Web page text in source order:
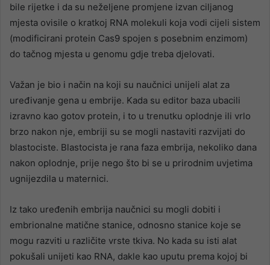
bile rijetke i da su neželjene promjene izvan ciljanog
mjesta ovisile o kratkoj RNA molekuli koja vodi cijeli sistem
(modificirani protein Cas9 spojen s posebnim enzimom)
do tačnog mjesta u genomu gdje treba djelovati.
Važan je bio i način na koji su naučnici unijeli alat za
uređivanje gena u embrije. Kada su editor baza ubacili
izravno kao gotov protein, i to u trenutku oplodnje ili vrlo
brzo nakon nje, embriji su se mogli nastaviti razvijati do
blastociste. Blastocista je rana faza embrija, nekoliko dana
nakon oplodnje, prije nego što bi se u prirodnim uvjetima
ugnijezdila u maternici.
Iz tako uređenih embrija naučnici su mogli dobiti i
embrionalne matične stanice, odnosno stanice koje se
mogu razviti u različite vrste tkiva. No kada su isti alat
pokušali unijeti kao RNA, dakle kao uputu prema kojoj bi